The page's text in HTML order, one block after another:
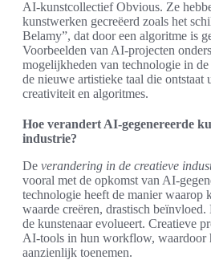
AI-kunstcollectief Obvious. Ze
kunstwerken gecreëerd zoals het
Belamy”, dat door een algoritme is
Voorbeelden van AI-projecten
mogelijkheden van technologie in
de nieuwe artistieke taal die ontstaat
creativiteit en algoritmes.
Hoe verandert AI-gegenereerde
industrie?
De verandering in de creatieve
vooral met de opkomst van AI-
technologie heeft de manier waarop
waarde creëren, drastisch
de kunstenaar evolueert. Creatieve
AI-tools in hun workflow, waardoor
aanzienlijk toenemen.